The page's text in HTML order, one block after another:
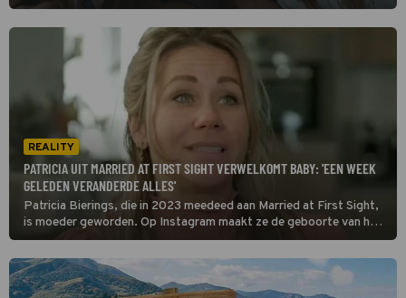
REALITY
PATRICIA UIT MARRIED AT FIRST SIGHT VERWELKOMT BABY: 'EEN WEEK
GELEDEN VERANDERDE ALLES'
Patricia Bierings, die in 2023 meedeed aan Married at First Sight,
is moeder geworden. Op Instagram maakt ze de geboorte van haar
dochter bekend.